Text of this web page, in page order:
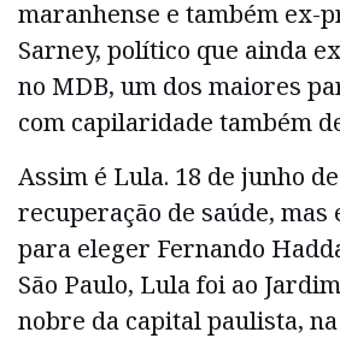
maranhense e também ex-
Sarney, político que ainda
no MDB, um dos maiores
com capilaridade também
Assim é Lula. 18 de junho
recuperação de saúde, mas
para eleger Fernando
São Paulo, Lula foi ao
nobre da capital paulista,